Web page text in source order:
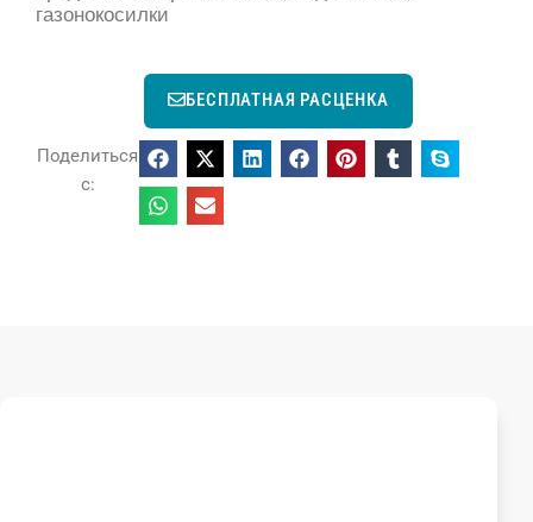
газонокосилки
БЕСПЛАТНАЯ РАСЦЕНКА
Поделиться
с: